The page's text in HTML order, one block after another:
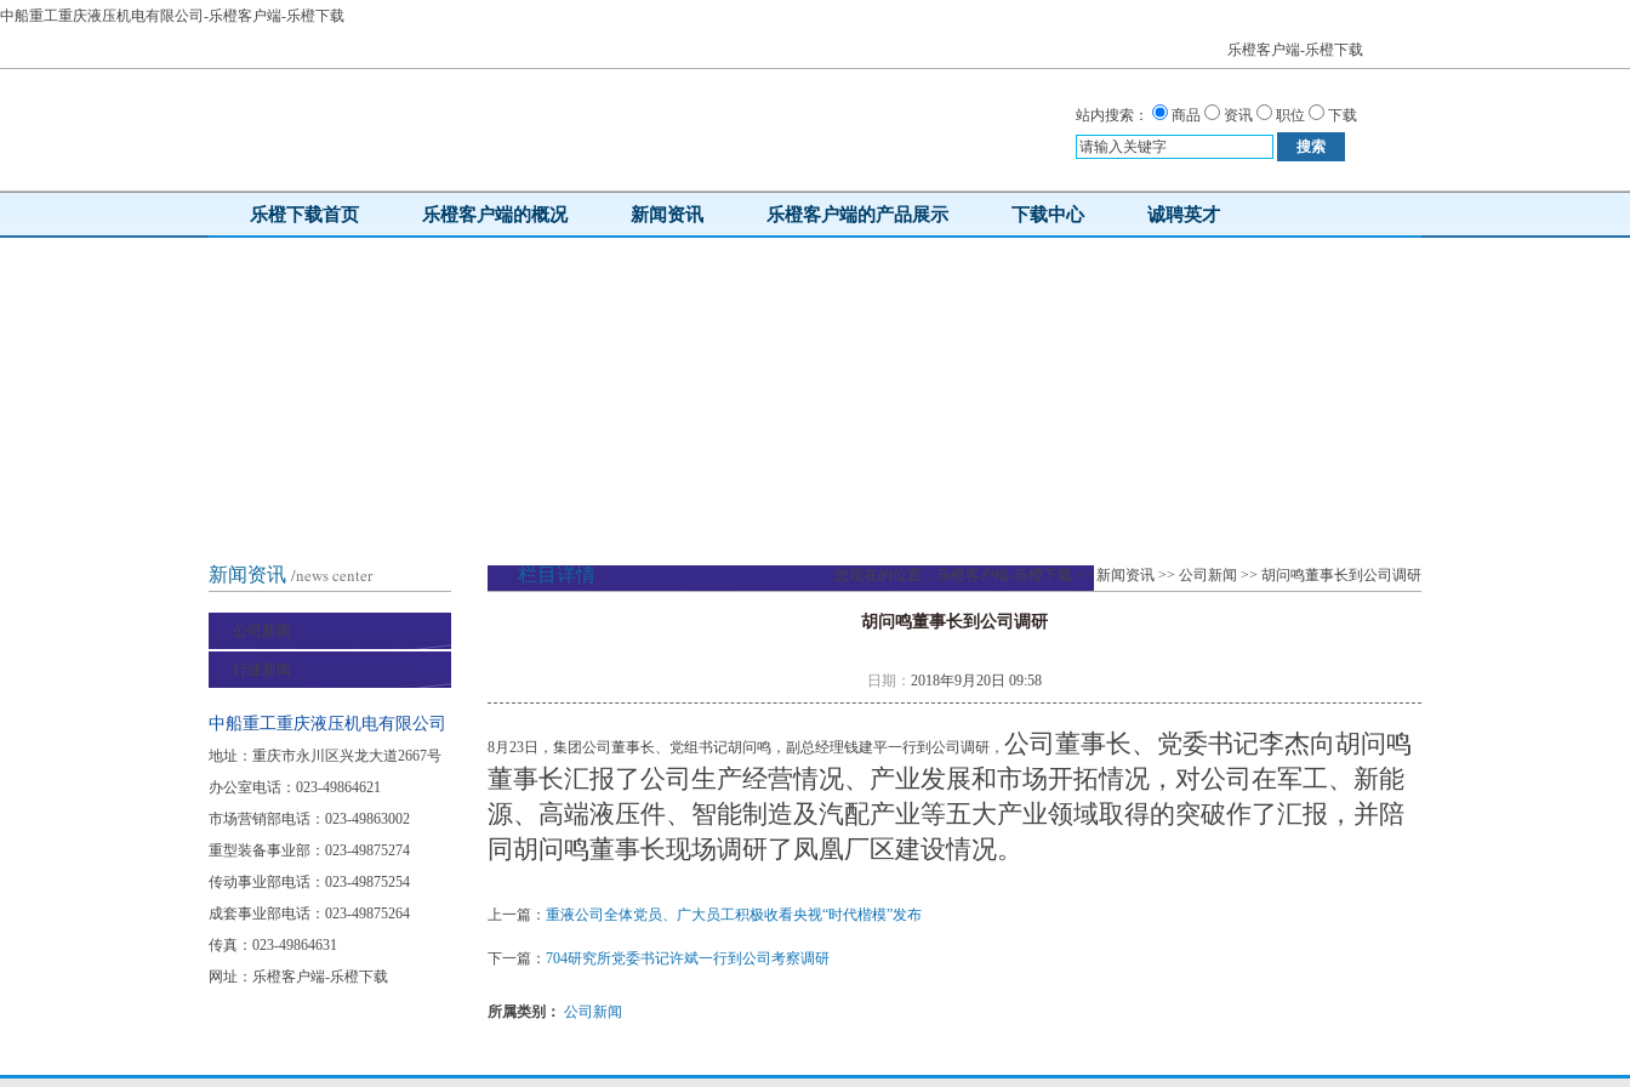
中船重工重庆液压机电有限公司-乐橙客户端-乐橙下载
乐橙客户端-乐橙下载
站内搜索： 商品 资讯 职位 下载
乐橙下载首页 乐橙客户端的概况 新闻资讯 乐橙客户端的产品展示 下载中心 诚聘英才
新闻资讯 /news center
公司新闻
行业新闻
中船重工重庆液压机电有限公司
地址：重庆市永川区兴龙大道2667号
办公室电话：023-49864621
市场营销部电话：023-49863002
重型装备事业部：023-49875274
传动事业部电话：023-49875254
成套事业部电话：023-49875264
传真：023-49864631
网址： 乐橙客户端-乐橙下载
您现在的位置： 乐橙客户端-乐橙下载 >> 新闻资讯 >> 公司新闻 >> 胡问鸣董事长到公司调研
栏目详情
胡问鸣董事长到公司调研
日期： 2018年9月20日 09:58
8月23日，集团公司董事长、党组书记胡问鸣，副总经理钱建平一行到公司调研， 公司董事长、党委书记李杰向胡问鸣
董事长汇报了公司生产经营情况、产业发展和市场开拓情况，对公司在军工、新能
源、高端液压件、智能制造及汽配产业等五大产业领域取得的突破作了汇报，并陪
同胡问鸣董事长现场调研了凤凰厂区建设情况。
上一篇： 重液公司全体党员、广大员工积极收看央视“时代楷模”发布
下一篇： 704研究所党委书记许斌一行到公司考察调研
所属类别： 公司新闻